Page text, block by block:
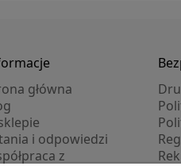
główna
i odpowiedzi
z